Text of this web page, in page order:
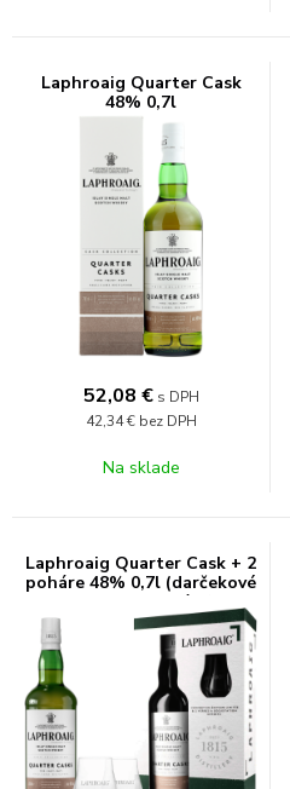
Laphroaig Quarter Cask
48% 0,7l
52,08 € s DPH
42,34 € bez DPH
Na sklade
Laphroaig Quarter Cask + 2
poháre 48% 0,7l (darčekové
balenie 2 poháre)